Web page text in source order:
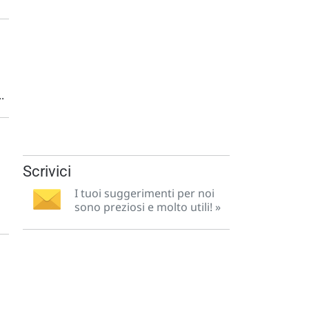
Scrivici
I tuoi suggerimenti per noi
sono preziosi e molto utili! »